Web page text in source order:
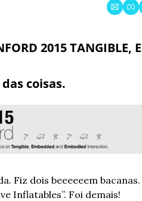
2015 TANGIBLE,
coisas.
Fiz dois beeeeeem
Inflatables”. Foi demais!